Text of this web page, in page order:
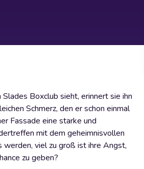
Boxclub sieht, erinnert sie ihn
Schmerz, den er schon einmal
Fassade eine starke und
mit dem geheimnisvollen
werden, viel zu groß ist ihre Angst,
zu geben?